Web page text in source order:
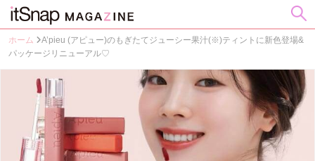
ホーム
A’pieu (アピュー)のもぎたてジューシー果汁(※)ティントに新色登場&
パッケージリニューアル♡